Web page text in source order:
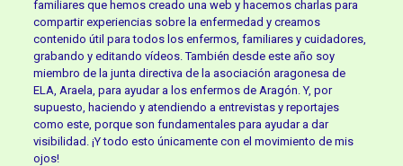
familiares que hemos creado una web y hacemos charlas para
compartir experiencias sobre la enfermedad y creamos
contenido útil para todos los enfermos, familiares y cuidadores,
grabando y editando vídeos. También desde este año soy
miembro de la junta directiva de la asociación aragonesa de
ELA, Araela, para ayudar a los enfermos de Aragón. Y, por
supuesto, haciendo y atendiendo a entrevistas y reportajes
como este, porque son fundamentales para ayudar a dar
visibilidad. ¡Y todo esto únicamente con el movimiento de mis
ojos!